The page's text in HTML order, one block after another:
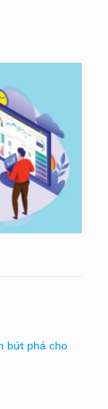
bứt phá cho